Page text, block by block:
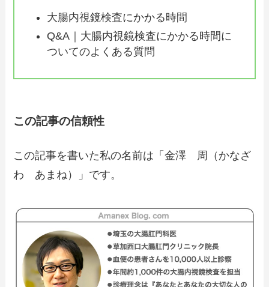
大腸内視鏡検査にかかる時間
Q&A｜大腸内視鏡検査にかかる時間に
ついてのよくある質問
この記事の信頼性
この記事を書いた私の名前は「金澤 周（かなざ
わ あまね）」です。